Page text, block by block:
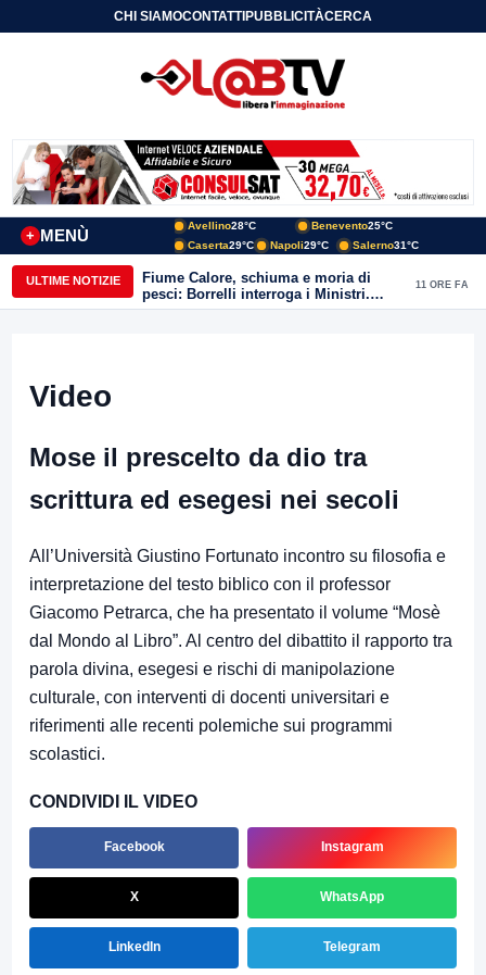
CHI SIAMOCONTATTIPUBBLICITÀCERCA
MENÙ
+
Avellino28°C Benevento25°C
Caserta29°C Napoli29°C Salerno31°C
ULTIME NOTIZIE
Fiume Calore, schiuma e moria di
pesci: Borrelli interroga i Ministri.
“Benevento paga l’assenza del
11 ORE FA
Video
Mose il prescelto da dio tra
scrittura ed esegesi nei secoli
All’Università Giustino Fortunato incontro su filosofia e
interpretazione del testo biblico con il professor
Giacomo Petrarca, che ha presentato il volume “Mosè
dal Mondo al Libro”. Al centro del dibattito il rapporto tra
parola divina, esegesi e rischi di manipolazione
culturale, con interventi di docenti universitari e
riferimenti alle recenti polemiche sui programmi
scolastici.
CONDIVIDI IL VIDEO
Facebook Instagram
X WhatsApp
LinkedIn Telegram